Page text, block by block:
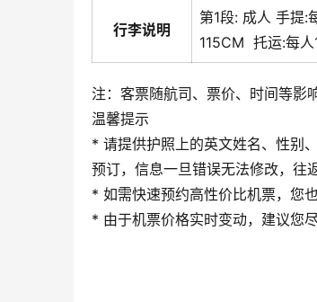
行李说明
第1段: 成人 手提:
115CM 托运:每
注：客票随航司、票价、时间等影
温馨提示
* 请提供护照上的英文姓名、性别
预订，信息一旦错误无法修改，往
* 如需快速预约高性价比机票，您
* 由于机票价格实时变动，建议您